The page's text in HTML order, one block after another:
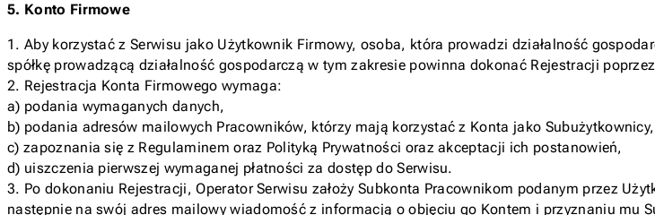
5. Konto Firmowe
1. Aby korzystać z Serwisu jako Użytkownik Firmowy, osoba, która prowadzi działalność
spółkę prowadzącą działalność gospodarczą w tym zakresie powinna dokonać Rejestracji
2. Rejestracja Konta Firmowego wymaga:
a) podania wymaganych danych,
b) podania adresów mailowych Pracowników, którzy mają korzystać z Konta jako Subużytkownicy,
c) zapoznania się z Regulaminem oraz Polityką Prywatności oraz akceptacji ich postanowień,
d) uiszczenia pierwszej wymaganej płatności za dostęp do Serwisu.
3. Po dokonaniu Rejestracji, Operator Serwisu założy Subkonta Pracownikom podanym przez
następnie na swój adres mailowy wiadomość z informacją o objęciu go Kontem i przyznaniu mu